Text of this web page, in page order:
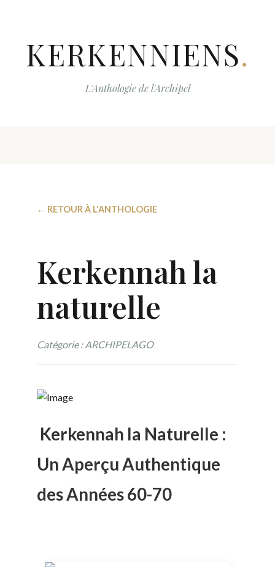
KERKENNIENS.
L'Anthologie de l'Archipel
← RETOUR À L'ANTHOLOGIE
Kerkennah la
naturelle
Catégorie : ARCHIPELAGO
Kerkennah la Naturelle :
Un Aperçu Authentique
des Années 60-70